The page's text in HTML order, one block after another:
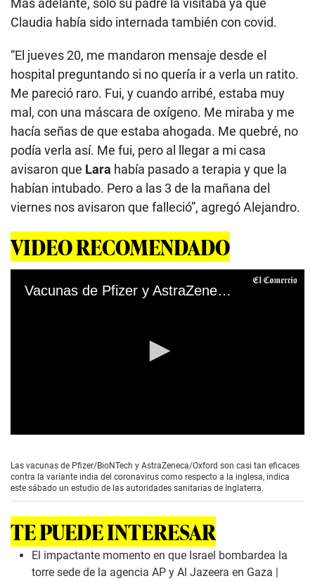
Más adelante, solo su padre la visitaba ya que
Claudia había sido internada también con covid.
“El jueves 20, me mandaron mensaje desde el
hospital preguntando si no quería ir a verla un ratito.
Me pareció raro. Fui, y cuando arribé, estaba muy
mal, con una máscara de oxígeno. Me miraba y me
hacía señas de que estaba ahogada. Me quebré, no
podía verla así. Me fui, pero al llegar a mi casa
avisaron que Lara había pasado a terapia y que la
habían intubado. Pero a las 3 de la mañana del
viernes nos avisaron que falleció”, agregó Alejandro.
VIDEO RECOMENDADO
Vacunas de Pfizer y AstraZeneca son eficaces contra la variante india
e
c
o
s
o
Las vacunas de Pfizer/BioNTech y AstraZeneca/Oxford son casi tan eficaces
contra la variante india del coronavirus como respecto a la inglesa, indica
este sábado un estudio de las autoridades sanitarias de Inglaterra.
TE PUEDE INTERESAR
El impactante momento en que Israel bombardea la
torre sede de la agencia AP y Al Jazeera en Gaza |